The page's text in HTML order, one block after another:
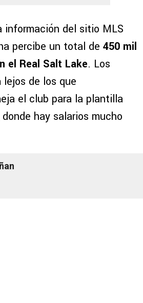
información del sitio MLS
percibe un total de 450 mil
el Real Salt Lake. Los
lejos de los que
el club para la plantilla
hay salarios mucho